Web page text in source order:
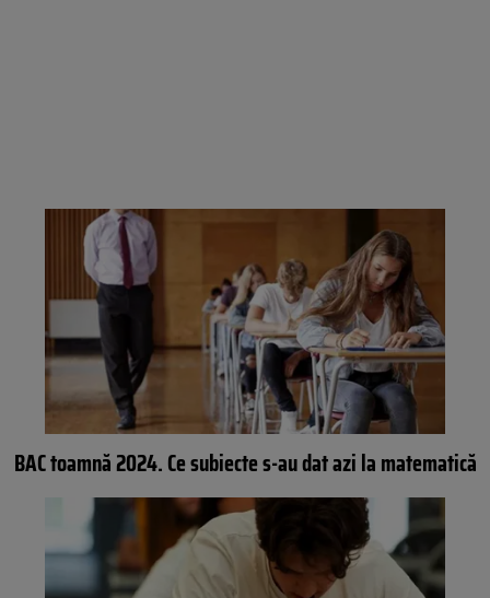
BAC toamnă 2024. Ce subiecte s-au dat azi la matematică